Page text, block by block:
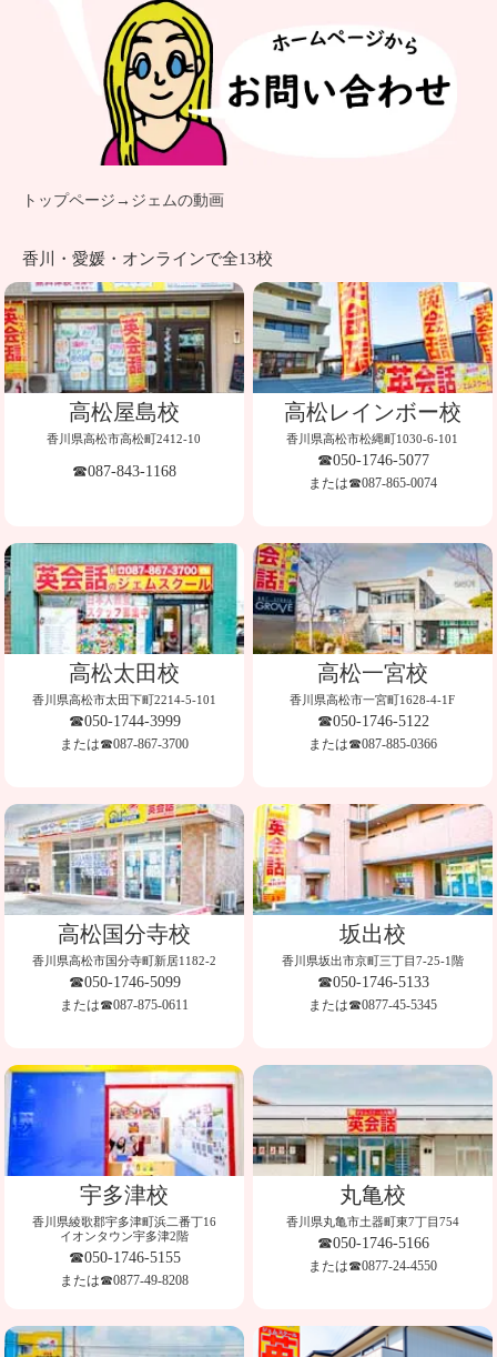
トップページ → ジェムの動画
香川・愛媛・オンラインで全13校
高松屋島校
香川県高松市高松町2412-10
☎087-843-1168
高松レインボー校
香川県高松市松縄町1030-6-101
☎050-1746-5077
または☎087-865-0074
高松太田校
香川県高松市太田下町2214-5-101
☎050-1744-3999
または☎087-867-3700
高松一宮校
香川県高松市一宮町1628-4-1F
☎050-1746-5122
または☎087-885-0366
高松国分寺校
香川県高松市国分寺町新居1182-2
☎050-1746-5099
または☎087-875-0611
坂出校
香川県坂出市京町三丁目7-25-1階
☎050-1746-5133
または☎0877-45-5345
宇多津校
香川県綾歌郡宇多津町浜二番丁16
イオンタウン宇多津2階
☎050-1746-5155
または☎0877-49-8208
丸亀校
香川県丸亀市土器町東7丁目754
☎050-1746-5166
または☎0877-24-4550